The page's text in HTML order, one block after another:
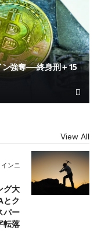
ン強奪──終身刑＋15
View All
ンニ
グ大
とク
パー
転落